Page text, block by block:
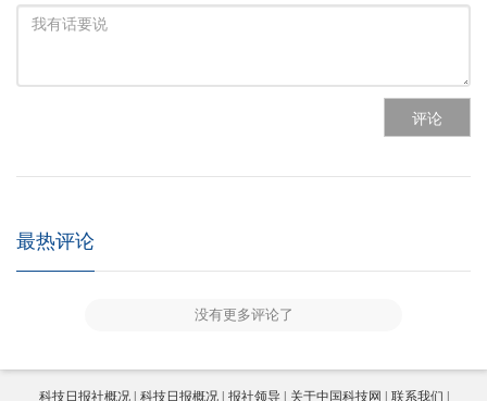
评论
最热评论
没有更多评论了
科技日报社概况 科技日报概况 报社领导 关于中国科技网 联系我们